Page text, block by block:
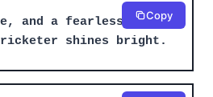
and a fearless fight
shines bright.
Copy